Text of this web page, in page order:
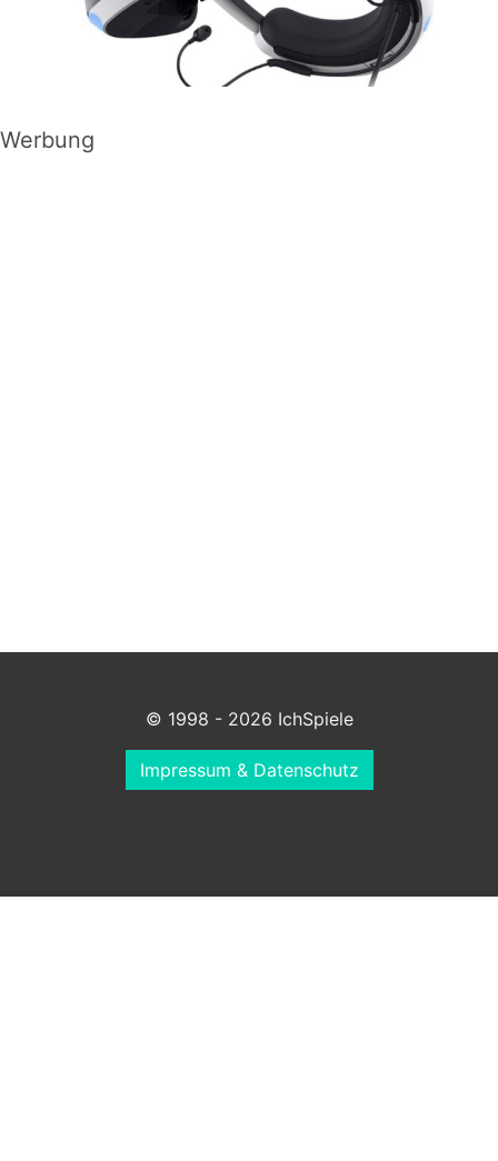
Werbung
© 1998 - 2026 IchSpiele
Impressum & Datenschutz